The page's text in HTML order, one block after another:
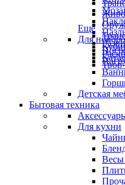
Еще
Для
Детская
Бытовая техника
Для кухни
Весы